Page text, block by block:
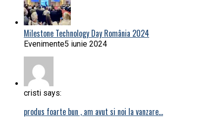
Milestone Technology Day România 2024
Evenimente5 iunie 2024
cristi says:
produs foarte bun , am avut si noi la vanzare…